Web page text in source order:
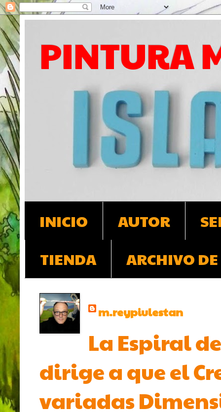
PINTURA
INICIO AUTOR
TIENDA
ARCHIVO
m.reypiulestan
La Espiral
dirige a que el
variadas